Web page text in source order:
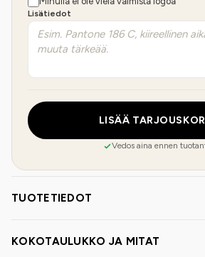
Lisätiedot
LISÄÄ
Vedos aina ennen
TUOTETIEDOT
KOKOTAULUKKO JA MITAT